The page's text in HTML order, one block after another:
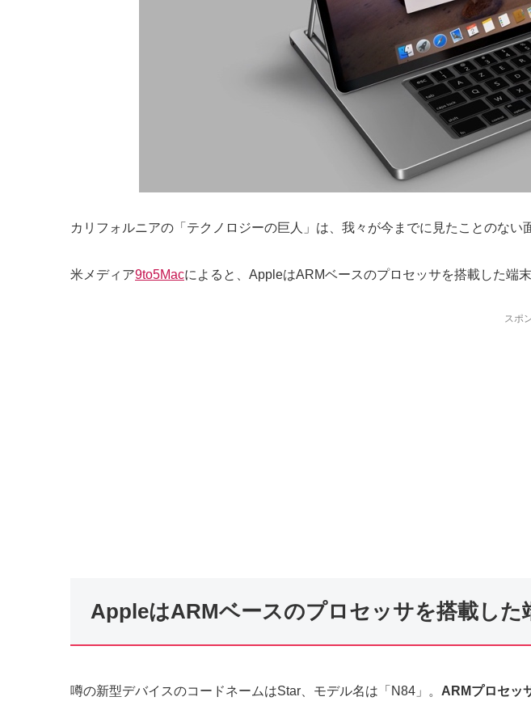
カリフォルニアの「テクノロジーの巨人」は、我々が今までに見たことのない
米メディア9to5Macによると、AppleはARMベースのプロセッサを搭載した端
スポ
AppleはARMベースのプロセッサを搭載した
噂の新型デバイスのコードネームはStar、モデル名は「N84」。 ARMプロセッ